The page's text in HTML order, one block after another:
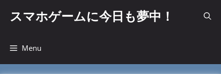
へ
スマホゲームに今日も夢中！
Menu